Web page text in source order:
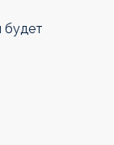
будет